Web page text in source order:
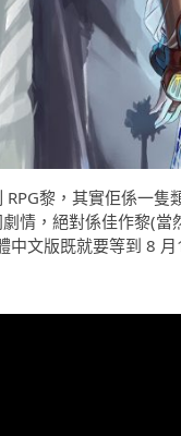
黎，其實佢係一隻
情，絕對係佳作黎(當
文版既就要等到 8